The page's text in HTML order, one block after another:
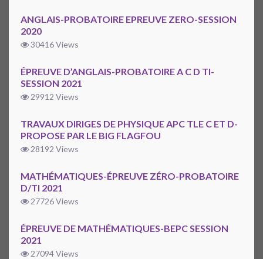
ANGLAIS-PROBATOIRE EPREUVE ZERO-SESSION
2020
30416 Views
ÉPREUVE D’ANGLAIS-PROBATOIRE A C D TI-
SESSION 2021
29912 Views
TRAVAUX DIRIGES DE PHYSIQUE APC TLE C ET D-
PROPOSE PAR LE BIG FLAGFOU
28192 Views
MATHÉMATIQUES-ÉPREUVE ZÉRO-PROBATOIRE
D/TI 2021
27726 Views
ÉPREUVE DE MATHÉMATIQUES-BEPC SESSION
2021
27094 Views